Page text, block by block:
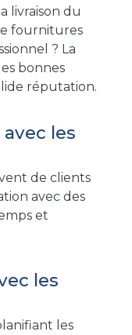
livraison du
fournitures
? La
bonnes
réputation.
les
de clients
avec des
et
les
les